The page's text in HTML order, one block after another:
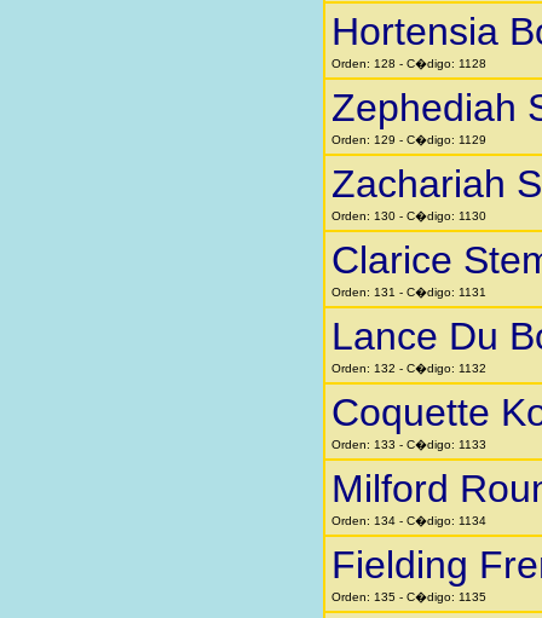
Hortensia
Orden: 128 - C�digo: 1128
Zephediah
Orden: 129 - C�digo: 1129
Zachariah
Orden: 130 - C�digo: 1130
Clarice
Orden: 131 - C�digo: 1131
Lance Du
Orden: 132 - C�digo: 1132
Coquette
Orden: 133 - C�digo: 1133
Milford
Orden: 134 - C�digo: 1134
Fielding
Orden: 135 - C�digo: 1135